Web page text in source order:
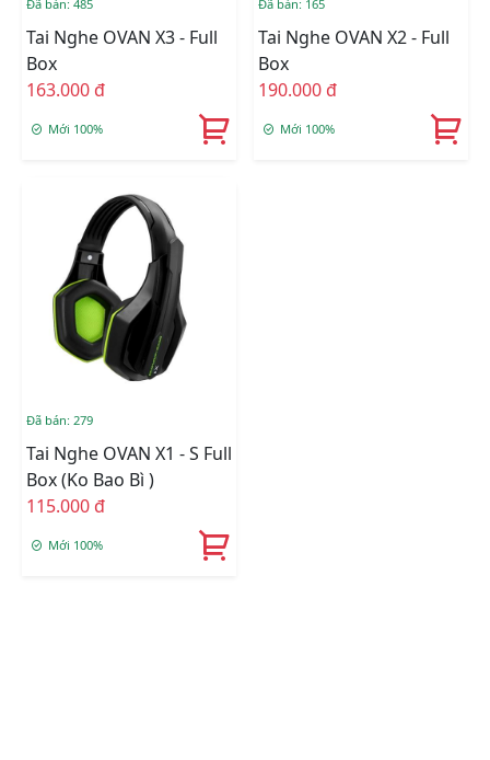
Đã bán: 485
Tai Nghe OVAN X3 - Full
Box
163.000 đ
Mới 100%
Đã bán: 165
Tai Nghe OVAN X2 - Full
Box
190.000 đ
Mới 100%
Đã bán: 279
Tai Nghe OVAN X1 - S Full
Box (ko Bao Bì )
115.000 đ
Mới 100%